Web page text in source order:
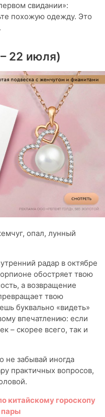
свидании»:
похожую одежду. Это
22 июля)
опал, лунный
радар в октябре
обостряет твою
а возвращение
твою
буквально «видеть»
впечатлению: если
– скорее всего, так и
не забывай иногда
практичных вопросов,
китайскому гороскопу